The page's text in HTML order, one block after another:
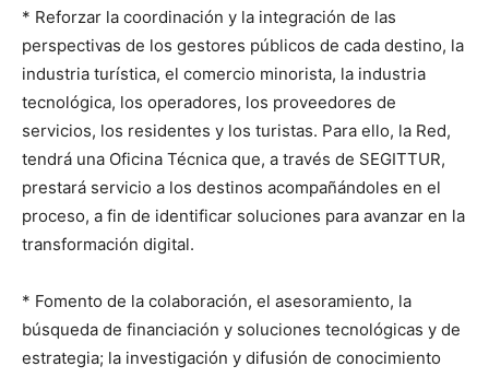
* Reforzar la coordinación y la integración de las
perspectivas de los gestores públicos de cada destino, la
industria turística, el comercio minorista, la industria
tecnológica, los operadores, los proveedores de
servicios, los residentes y los turistas. Para ello, la Red,
tendrá una Oficina Técnica que, a través de SEGITTUR,
prestará servicio a los destinos acompañándoles en el
proceso, a fin de identificar soluciones para avanzar en la
transformación digital.
* Fomento de la colaboración, el asesoramiento, la
búsqueda de financiación y soluciones tecnológicas y de
estrategia; la investigación y difusión de conocimiento